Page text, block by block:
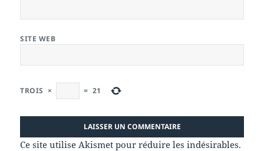
SITE WEB
TROIS × = 21
Ce site utilise Akismet pour réduire les indésirables.